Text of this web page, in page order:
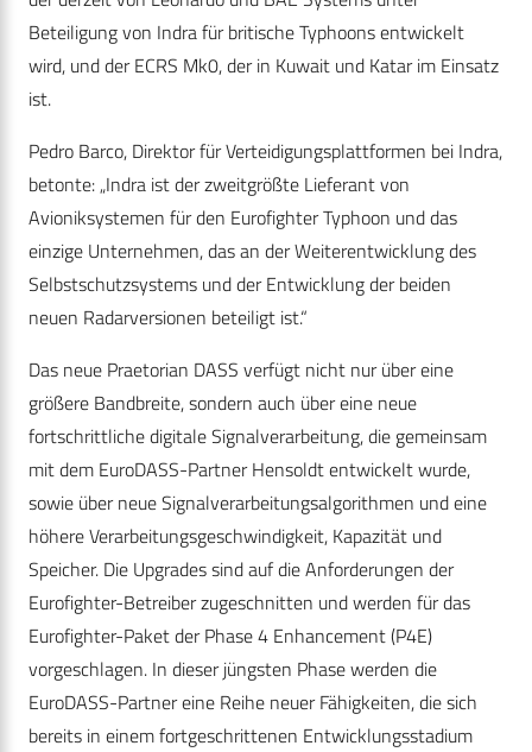
Beteiligung von Indra für britische Typhoons entwickelt
wird, und der ECRS Mk0, der in Kuwait und Katar im Einsatz
ist.
Pedro Barco, Direktor für Verteidigungsplattformen bei Indra,
betonte: „Indra ist der zweitgrößte Lieferant von
Avioniksystemen für den Eurofighter Typhoon und das
einzige Unternehmen, das an der Weiterentwicklung des
Selbstschutzsystems und der Entwicklung der beiden
neuen Radarversionen beteiligt ist.“
Das neue Praetorian DASS verfügt nicht nur über eine
größere Bandbreite, sondern auch über eine neue
fortschrittliche digitale Signalverarbeitung, die gemeinsam
mit dem EuroDASS-Partner Hensoldt entwickelt wurde,
sowie über neue Signalverarbeitungsalgorithmen und eine
höhere Verarbeitungsgeschwindigkeit, Kapazität und
Speicher. Die Upgrades sind auf die Anforderungen der
Eurofighter-Betreiber zugeschnitten und werden für das
Eurofighter-Paket der Phase 4 Enhancement (P4E)
vorgeschlagen. In dieser jüngsten Phase werden die
EuroDASS-Partner eine Reihe neuer Fähigkeiten, die sich
bereits in einem fortgeschrittenen Entwicklungsstadium